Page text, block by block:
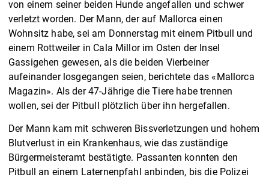
von einem seiner beiden Hunde angefallen und schwer
verletzt worden. Der Mann, der auf Mallorca einen
Wohnsitz habe, sei am Donnerstag mit einem Pitbull und
einem Rottweiler in Cala Millor im Osten der Insel
Gassigehen gewesen, als die beiden Vierbeiner
aufeinander losgegangen seien, berichtete das «Mallorca
Magazin». Als der 47-Jährige die Tiere habe trennen
wollen, sei der Pitbull plötzlich über ihn hergefallen.
Der Mann kam mit schweren Bissverletzungen und hohem
Blutverlust in ein Krankenhaus, wie das zuständige
Bürgermeisteramt bestätigte. Passanten konnten den
Pitbull an einem Laternenpfahl anbinden, bis die Polizei